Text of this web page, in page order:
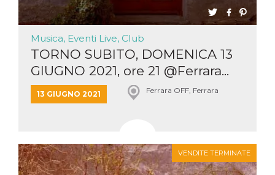
Musica, Eventi Live, Club
TORNO SUBITO, DOMENICA 13
GIUGNO 2021, ore 21 @Ferrara...
13 GIUGNO 2021 Ferrara OFF, Ferrara
VENDITE TERMINATE